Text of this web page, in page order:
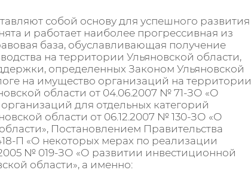
собой основу для успешного развития
и работает наиболее прогрессивная из
база, обуславливающая получение
на территории Ульяновской области,
определенных Законом Ульяновской
на имущество организаций на территории
области от 04.06.2007 № 71-ЗО «О
для отдельных категорий
области от 06.12.2007 № 130-ЗО «О
Постановлением Правительства
П «О некоторых мерах по реализации
№ 019-ЗО «О развитии инвестиционной
области», а именно: